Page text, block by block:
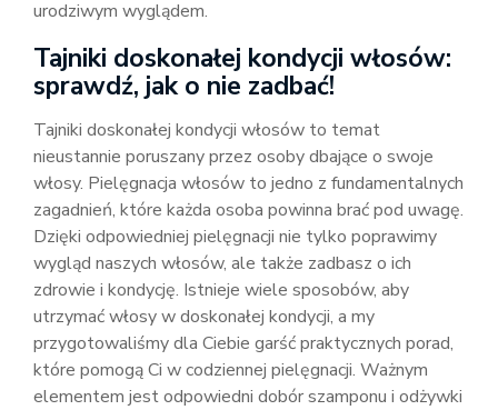
urodziwym wyglądem.
Tajniki doskonałej kondycji włosów:
sprawdź, jak o nie zadbać!
Tajniki doskonałej kondycji włosów to temat
nieustannie poruszany przez osoby dbające o swoje
włosy. Pielęgnacja włosów to jedno z fundamentalnych
zagadnień, które każda osoba powinna brać pod uwagę.
Dzięki odpowiedniej pielęgnacji nie tylko poprawimy
wygląd naszych włosów, ale także zadbasz o ich
zdrowie i kondycję. Istnieje wiele sposobów, aby
utrzymać włosy w doskonałej kondycji, a my
przygotowaliśmy dla Ciebie garść praktycznych porad,
które pomogą Ci w codziennej pielęgnacji. Ważnym
elementem jest odpowiedni dobór szamponu i odżywki